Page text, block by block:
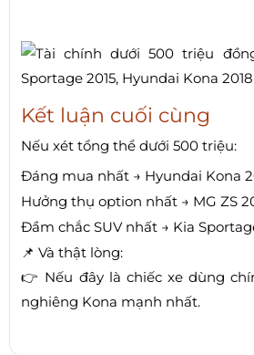
Kết luận cuối cùng
Nếu xét tổng thể dưới 500 triệu:
Đáng mua nhất → Hyundai Kona
Hưởng thụ option nhất → MG ZS
Đầm chắc SUV nhất → Kia
📌 Và thật lòng:
👉 Nếu đây là chiếc xe dùng
nghiêng Kona mạnh nhất.